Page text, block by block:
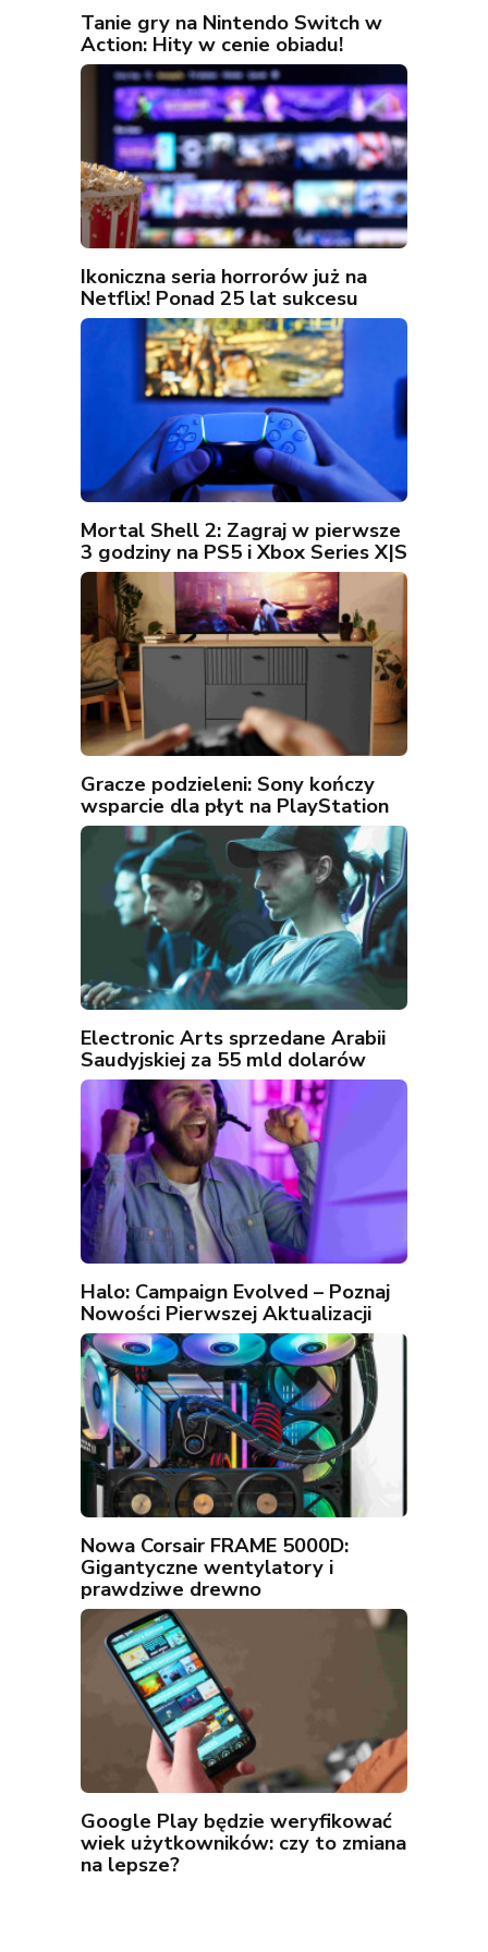
Tanie gry na Nintendo Switch w
Action: Hity w cenie obiadu!
Ikoniczna seria horrorów już na
Netflix! Ponad 25 lat sukcesu
Mortal Shell 2: Zagraj w pierwsze
3 godziny na PS5 i Xbox Series X|S
Gracze podzieleni: Sony kończy
wsparcie dla płyt na PlayStation
Electronic Arts sprzedane Arabii
Saudyjskiej za 55 mld dolarów
Halo: Campaign Evolved – Poznaj
Nowości Pierwszej Aktualizacji
Nowa Corsair FRAME 5000D:
Gigantyczne wentylatory i
prawdziwe drewno
Google Play będzie weryfikować
wiek użytkowników: czy to zmiana
na lepsze?